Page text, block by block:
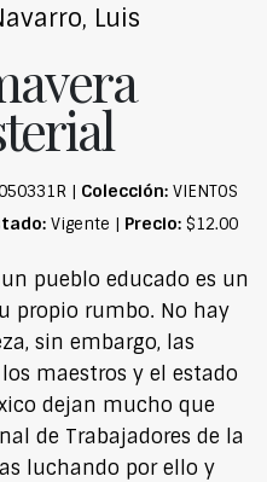
Luis
| Colección: VIENTOS
Vigente | Precio:$12.00
pueblo educado es un
propio rumbo. No hay
sin embargo, las
maestros y el estado
dejan mucho que
de Trabajadores de la
luchando por ello y